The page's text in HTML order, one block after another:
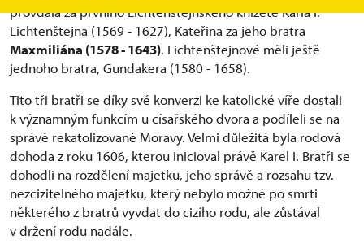
provdala za prvního Lichtenštejnského knížete Karla I.
Lichtenštejna (1569 - 1627), Kateřina za jeho bratra
Maxmiliána (1578 - 1643). Lichtenštejnové měli ještě
jednoho bratra, Gundakera (1580 - 1658).
Tito tři bratři se díky své konverzi ke katolické víře dostali
k významným funkcím u císařského dvora a podíleli se na
správě rekatolizované Moravy. Velmi důležitá byla rodová
dohoda z roku 1606, kterou inicioval právě Karel I. Bratři se
dohodli na rozdělení majetku, jeho správě a rozsahu tzv.
nezcizitelného majetku, který nebylo možné po smrti
některého z bratrů vyvdat do cizího rodu, ale zůstával
v držení rodu nadále.